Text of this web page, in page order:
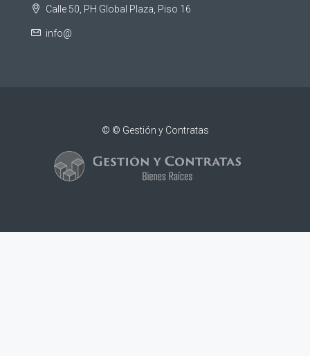
Calle 50, PH Global Plaza, Piso 16
info@
© © Gestión y Contratas